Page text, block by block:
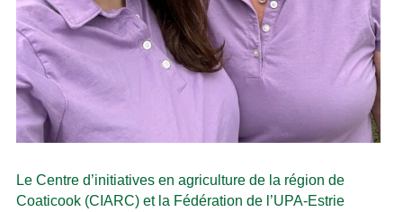
Le Centre d’initiatives en agriculture de la région de
Coaticook (CIARC) et la Fédération de l’UPA-Estrie